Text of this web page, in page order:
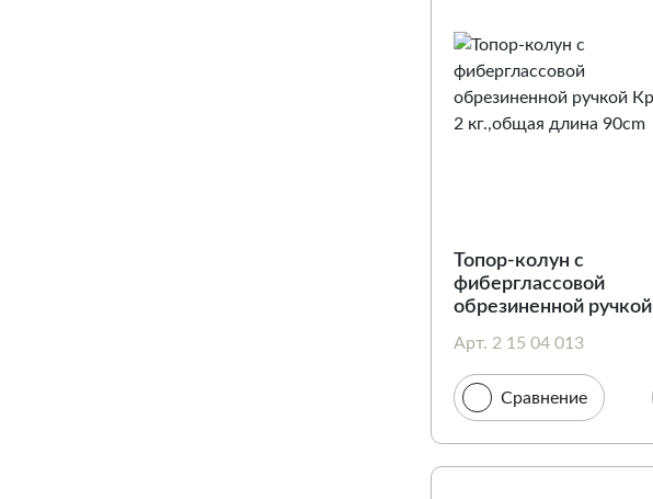
Топор-колун с
фиберглассовой
обрезиненной ручкой
90cm
Арт. 2 15 04 013
Сравнение